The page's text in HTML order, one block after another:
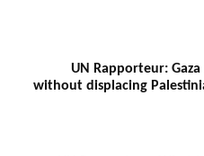
UN Rapporteur:
without displacing